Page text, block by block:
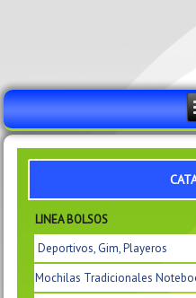
LINEA BOLSOS
Deportivos, Gim, Playeros
Mochilas Tradicionales